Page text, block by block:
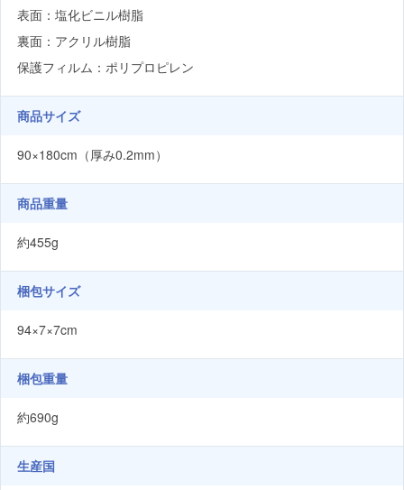
表面：塩化ビニル樹脂
裏面：アクリル樹脂
保護フィルム：ポリプロピレン
商品サイズ
90×180cm（厚み0.2mm）
商品重量
約455g
梱包サイズ
94×7×7cm
梱包重量
約690g
生産国